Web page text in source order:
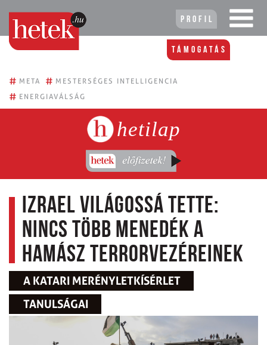
Profil
Támogatás
# META # MESTERSÉGES INTELLIGENCIA
# ENERGIAVÁLSÁG
hetilap
Izrael világossá tette:
nincs több menedék a
Hamász terrorvezéreinek
A KATARI MERÉNYLETKÍSÉRLET
TANULSÁGAI